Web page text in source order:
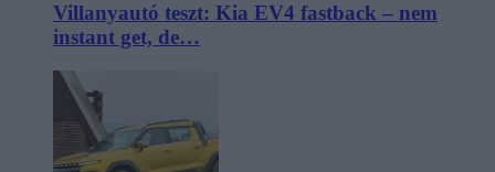
Villanyautó teszt: Kia EV4 fastback – nem
instant get, de…